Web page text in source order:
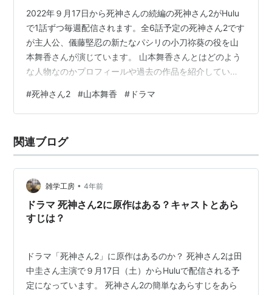
2022年９月17日から死神さんの続編の死神さん2がHulu
で1話ずつ毎週配信されます。全6話予定の死神さん2です
が主人公、儀藤堅忍の新たなパシリの小刀祢葵の役を山
本舞香さんが演じています。 山本舞香さんとはどのよう
な人物なのかプロフィールや過去の作品を紹介していき
#死神さん2 #山本舞香 # ドラマ
関連ブログ
雑学工房 • 4年前
ドラマ 死神さん2に原作はある？キャストとあら
すじは？
ドラマ「死神さん2」に原作はあるのか？ 死神さん2は田
中圭さん主演で９月17日（土）からHuluで配信される予
定になっています。 死神さん2の簡単なあらすじをあら